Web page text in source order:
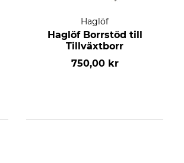
Haglöf
Haglöf Borrstöd till
Tillväxtborr
750,00 kr